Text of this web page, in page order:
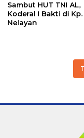
Sambut HUT TNI AL,
Koderal I Bakti di Kp.
Nelayan